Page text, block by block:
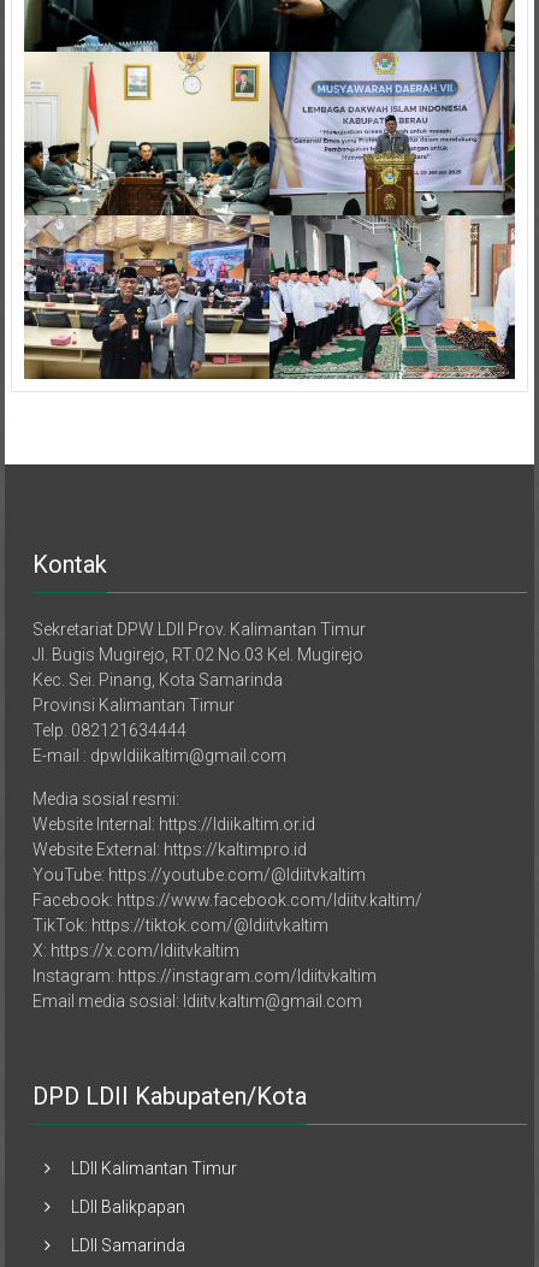
Jl. Bugis Mugirejo, RT.02 No.03 Kel. Mugirejo
Kec. Sei. Pinang, Kota Samarinda
Provinsi Kalimantan Timur
Telp. 082121634444
E-mail : dpwldiikaltim@gmail.com
Website Internal: https://ldiikaltim.or.id
Website External: https://kaltimpro.id
YouTube: https://youtube.com/@ldiitvkaltim
Facebook: https://www.facebook.com/ldiitv.kaltim/
TikTok: https://tiktok.com/@ldiitvkaltim
X: https://x.com/ldiitvkaltim
Instagram: https://instagram.com/ldiitvkaltim
Email media sosial: ldiitv.kaltim@gmail.com
LDII Samarinda